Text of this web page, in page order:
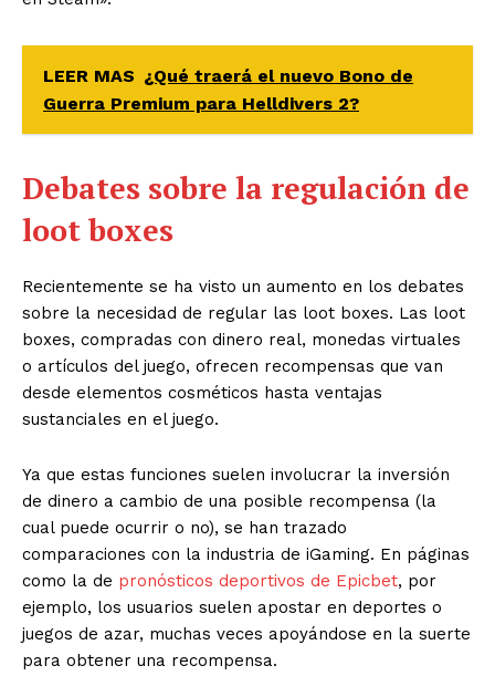
LEER MAS ¿Qué traerá el nuevo Bono de
Guerra Premium para Helldivers 2?
Debates sobre la regulación de
loot boxes
Recientemente se ha visto un aumento en los debates
sobre la necesidad de regular las loot boxes. Las loot
boxes, compradas con dinero real, monedas virtuales
o artículos del juego, ofrecen recompensas que van
desde elementos cosméticos hasta ventajas
sustanciales en el juego.
Ya que estas funciones suelen involucrar la inversión
de dinero a cambio de una posible recompensa (la
cual puede ocurrir o no), se han trazado
comparaciones con la industria de iGaming. En páginas
como la de pronósticos deportivos de Epicbet, por
ejemplo, los usuarios suelen apostar en deportes o
juegos de azar, muchas veces apoyándose en la suerte
para obtener una recompensa.